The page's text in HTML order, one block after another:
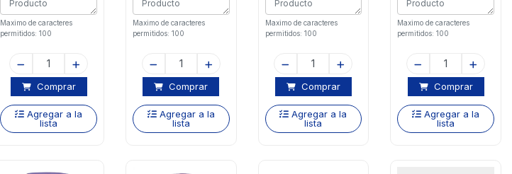
Maximo de caracteres
permitidos: 100
Comprar
Agregar a la
lista
Maximo de caracteres
permitidos: 100
Comprar
Agregar a la
lista
Maximo de caracteres
permitidos: 100
Comprar
Agregar a la
lista
Maximo de caracteres
permitidos: 100
Comprar
Agregar a la
lista